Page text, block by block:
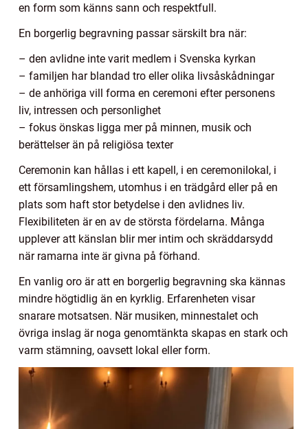
en form som känns sann och respektfull.
En borgerlig begravning passar särskilt bra när:
– den avlidne inte varit medlem i Svenska kyrkan
– familjen har blandad tro eller olika livsåskådningar
– de anhöriga vill forma en ceremoni efter personens
liv, intressen och personlighet
– fokus önskas ligga mer på minnen, musik och
berättelser än på religiösa texter
Ceremonin kan hållas i ett kapell, i en ceremonilokal, i
ett församlingshem, utomhus i en trädgård eller på en
plats som haft stor betydelse i den avlidnes liv.
Flexibiliteten är en av de största fördelarna. Många
upplever att känslan blir mer intim och skräddarsydd
när ramarna inte är givna på förhand.
En vanlig oro är att en borgerlig begravning ska kännas
mindre högtidlig än en kyrklig. Erfarenheten visar
snarare motsatsen. När musiken, minnestalet och
övriga inslag är noga genomtänkta skapas en stark och
varm stämning, oavsett lokal eller form.